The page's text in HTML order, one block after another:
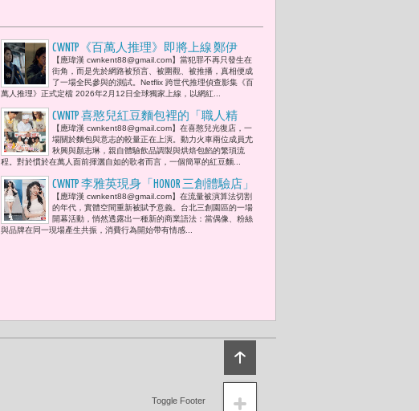
CWNTP《百萬人推理》即將上線 鄭伊
健、婁峻碩、李霈瑜、王柏傑、李李
仁、曾文翰（阿翰）揭開網紅世代的真
相試煉
【應瑋漢 cwnkent88@gmail.com】當犯罪不再只發生在
街角，而是先於網路被預言、被圍觀、被推播，真相便成
了一場全民參與的測試。Netflix 跨世代推理偵查影集《百
萬人推理》正式定檔 2026年2月12日全球獨家上線，以網紅...
CWNTP 喜憨兒紅豆麵包裡的「職人精
神」動力火車尤秋興與顏志琳自認考照
程度只有駕照等級 慘敗大喊「加場演唱
會容易多」
【應瑋漢 cwnkent88@gmail.com】在喜憨兒光復店，一
場關於麵包與意志的較量正在上演。動力火車兩位成員尤
秋興與顏志琳，親自體驗飲品調製與烘焙包餡的繁瑣流
程。對於慣於在萬人面前揮灑自如的歌者而言，一個簡單的紅豆麵...
CWNTP 李雅英現身「HONOR 三創體驗店」
城市情感價值的精準實驗「品牌不再只
依賴曝光次數，而是透過具體互動建立
情感記憶。」
【應瑋漢 cwnkent88@gmail.com】在流量被演算法切割
的年代，實體空間重新被賦予意義。台北三創園區的一場
開幕活動，悄然透露出一種新的商業語法：當偶像、粉絲
與品牌在同一現場產生共振，消費行為開始帶有情感...
Toggle Footer